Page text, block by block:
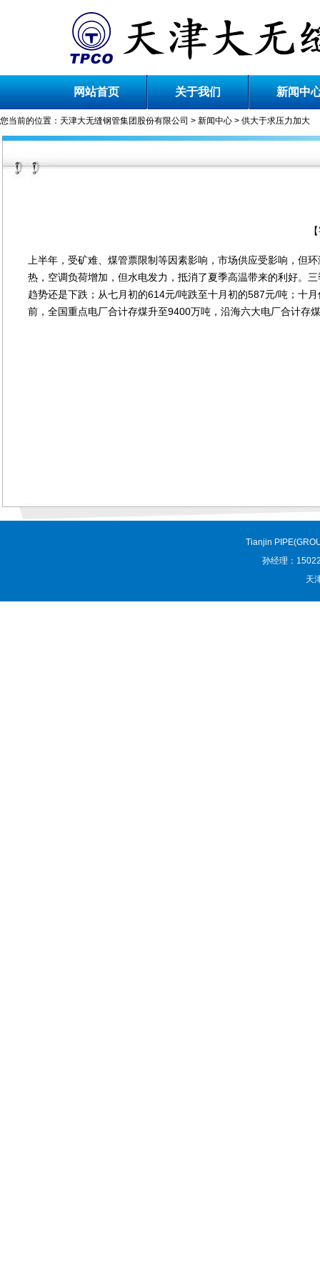
网站首页 关于我们 新闻中
您当前的位置： 天津大无缝钢管集团股份有限公司 > 新闻中心 > 供大于求压力加大
上半年，受矿难、煤管票限制等因素影响，市场供应受影响，但
热，空调负荷增加，但水电发力，抵消了夏季高温带来的利好。
趋势还是下跌；从七月初的614元/吨跌至十月初的587元/吨；十
前，全国重点电厂合计存煤升至9400万吨，沿海六大电厂合计存
Tianjin
孙经理：
天